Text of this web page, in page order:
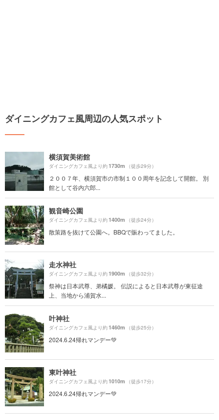
ダイニングカフェ風周辺の人気スポット
横須賀美術館
ダイニングカフェ風より約1730m （徒歩29分）
２００７年、横須賀市の市制１００周年を記念して開館。 別
館として谷内六郎...
観音崎公園
ダイニングカフェ風より約1400m （徒歩24分）
散策路を抜けて公園へ。BBQで賑わってました。
走水神社
ダイニングカフェ風より約1900m （徒歩32分）
祭神は日本武尊、弟橘媛。 伝説によると日本武尊が東征途
上、当地から浦賀水...
叶神社
ダイニングカフェ風より約1460m （徒歩25分）
2024.6.24帰れマンデー💚
東叶神社
ダイニングカフェ風より約1010m （徒歩17分）
2024.6.24帰れマンデー💚